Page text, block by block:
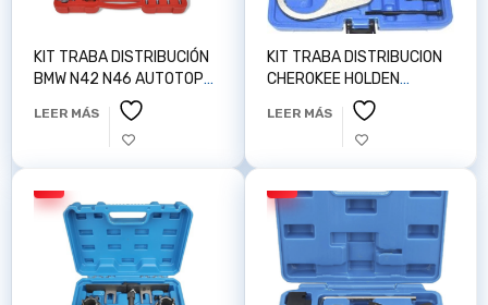
KIT TRABA DISTRIBUCIÓN
BMW N42 N46 AUTOTOP
LEER MÁS
KIT TRABA DISTRIBUCION
CHEROKEE HOLDEN
COLORADO 2.8 , TRAIL,
JEEP. DIESEL AUTOTOP
LEER MÁS